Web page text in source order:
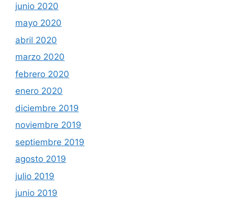
junio 2020
mayo 2020
abril 2020
marzo 2020
febrero 2020
enero 2020
diciembre 2019
noviembre 2019
septiembre 2019
agosto 2019
julio 2019
junio 2019